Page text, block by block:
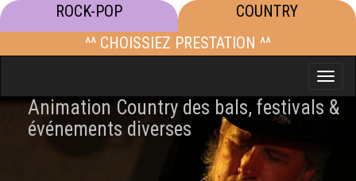
ROCK-POP
COUNTRY
^^ CHOISSIEZ PRESTATION ^^
Toggle
Animation Country des bals, festivals &
événements diverses